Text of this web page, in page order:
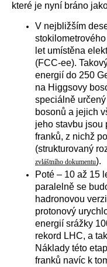
které je nyní bráno
V nejbližším
let umístěna
(FCC-ee).
energií do 250
na Higgsovy
speciálně
bosonů a jejich
jeho stavbu jsou
franků, z nichž
(strukturovaný
zvláštního dokumentu).
Poté – 10 až 15
paralelně se
hadronovou
protonový
energií srážky
rekord LHC, a
Náklady této
franků navíc k